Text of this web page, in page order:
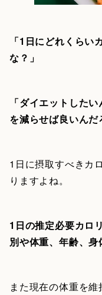
「1日にどれくらい
な？」
「ダイエットした
を減らせば良いん
1日に摂取すべきカ
りますよね。
1日の推定必要カロ
別や体重、年齢、
また現在の体重を